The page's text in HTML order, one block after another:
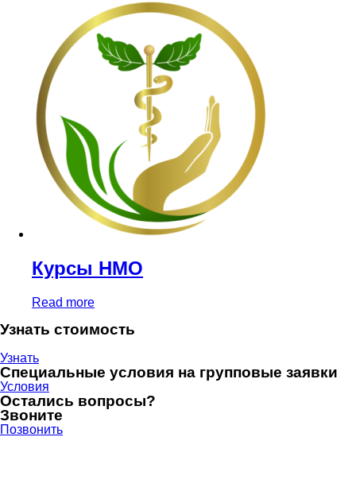
Курсы НМО
Read more
Узнать стоимость
Узнать
Специальные условия на групповые заявки
Условия
Остались вопросы?
Звоните
Позвонить